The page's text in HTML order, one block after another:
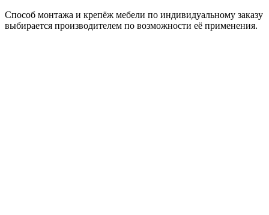
Способ монтажа и крепёж мебели по индивидуальному заказу
выбирается производителем по возможности её применения.